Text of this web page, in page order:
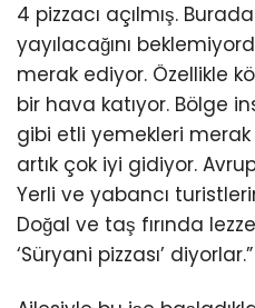
4 pizzacı açılmış.
yayılacağını
merak ediyor. Özellikle
bir hava katıyor. Bölge
gibi etli yemekleri
artık çok iyi gidiyor.
Yerli ve yabancı
Doğal ve taş fırında
‘Süryani pizzası’ diyorlar.”